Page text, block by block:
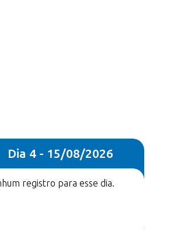
Dia 4 - 15/08/2026
registro para esse dia.